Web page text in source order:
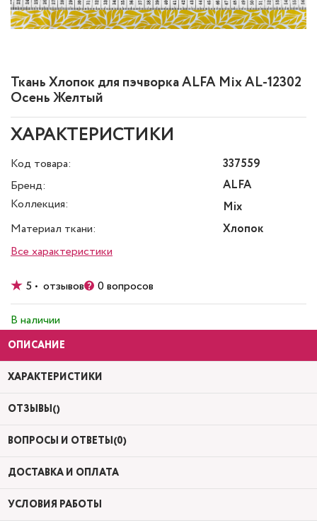
Ткань Хлопок для пэчворка ALFA Mix AL-12302
Осень Желтый
ХАРАКТЕРИСТИКИ
Код товара:
337559
Бренд:
ALFA
Коллекция:
Mix
Материал ткани:
Хлопок
Все характеристики
5 • отзывов 0 вопросов
В наличии
ОПИСАНИЕ
ХАРАКТЕРИСТИКИ
ОТЗЫВЫ()
ВОПРОСЫ И ОТВЕТЫ(0)
ДОСТАВКА И ОПЛАТА
УСЛОВИЯ РАБОТЫ